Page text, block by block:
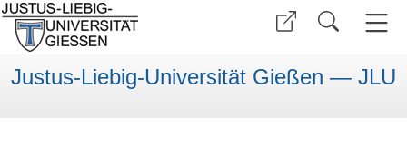
Justus-Liebig-Universität Gießen — JLU